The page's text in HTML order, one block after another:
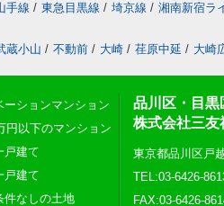
手線 / 東急目黒線 / 埼京線 / 湘南新宿ラ
蔵小山 / 不動前 / 大崎 / 荏原中延 / 大崎
ーションマンション
円以下のマンション
戸建て
戸建て
件なしの土地
品川区・目黒
株式会社三友
東京都品川区戸
TEL:03-6426-
FAX:03-6426-